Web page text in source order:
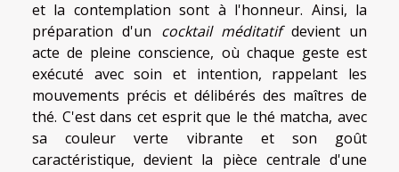
et la contemplation sont à l'honneur. Ainsi, la
préparation d'un cocktail méditatifdevient un
acte de pleine conscience, où chaque geste est
exécuté avec soin et intention, rappelant les
mouvements précis et délibérés des maîtres de
thé. C'est dans cet esprit que le thé matcha, avec
sa couleur verte vibrante et son goût
caractéristique, devient la pièce centrale d'une